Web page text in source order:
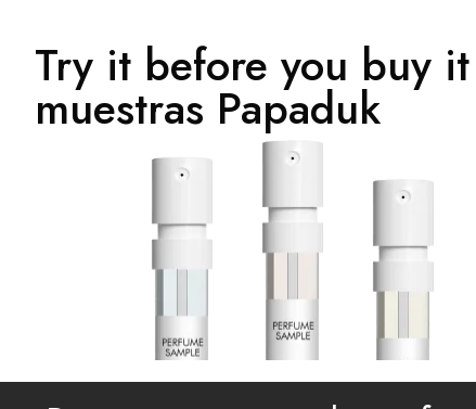
Try it before you buy
muestras Papaduk